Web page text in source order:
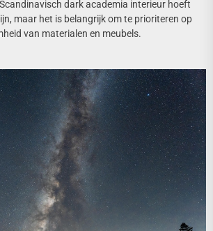
dark academia interieur hoeft
maar het is belangrijk om te prioriteren op
van materialen en meubels.